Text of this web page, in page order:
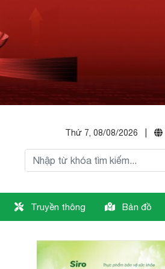
Thứ 7, 08/08/2026
Truyền thông Bản đồ